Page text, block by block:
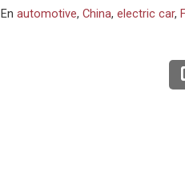
Enautomotive,China,electric car,